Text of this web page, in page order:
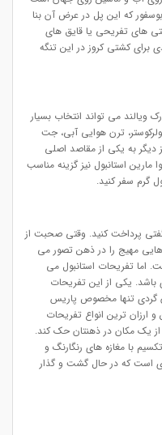
که این پل در عرض آن بنا
های تفریحی یا قایق های
برای کشتی کروز در این تنگه
ویالند می تواند انتخاب بسیار
ترن هوایی آبی، جت
دیگر به یکی از مقاصد اصلی
استانبول نیز گزینه مناسب
گرم سفر کنید.
پرداخت کنید. وقتی صحبت از
مهیج را در ذهن تصور می
اما تفریحات استانبول می
یکی از این تفریحات
گردی تنها مخصوص پاریس
ارزان ترین انواع تفریحات
یک مکان در ذهنتان حک کند.
با مغازه های رنگارنگ و
است که در حال گشت و گذار